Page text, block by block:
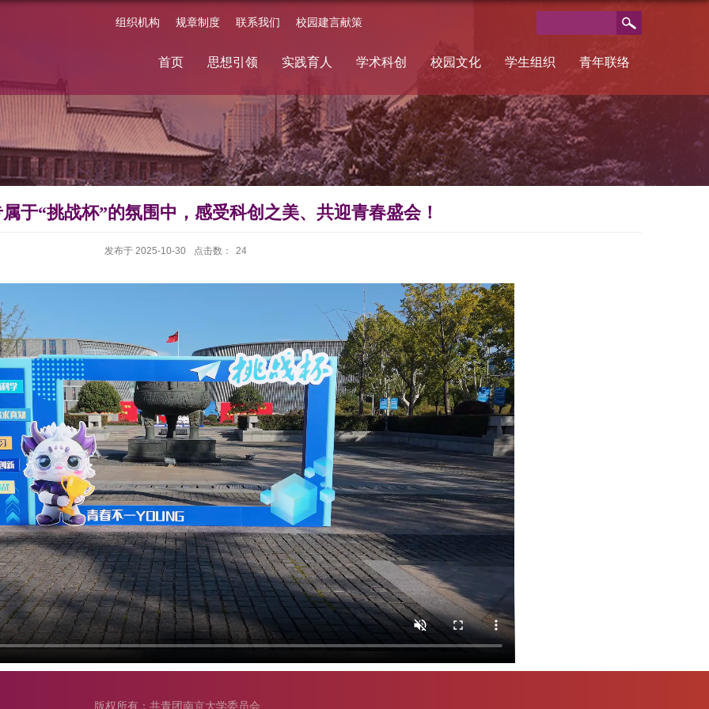
组织机构 规章制度 联系我们 校园建言献策
青年联络
学生组织
校园文化
学术科创
实践育人
思想引领
首页
于“挑战杯”的氛围中，感受科创之美、共迎青春盛会！
发布于 2025-10-30 点击数： 24
版权所有：共青团南京大学委员会